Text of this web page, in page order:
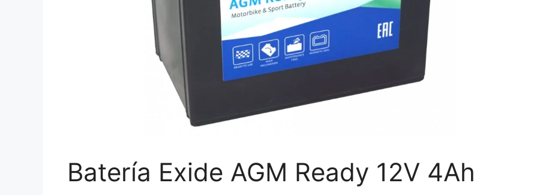
Batería Exide AGM Ready 12V 4Ah